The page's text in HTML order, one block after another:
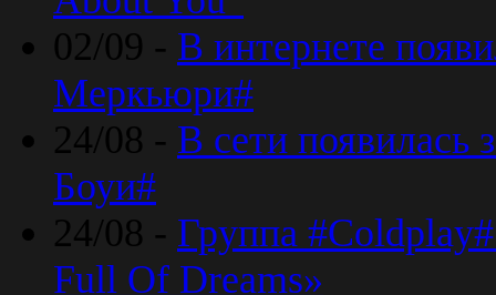
02/09 - В интернете
Меркьюри#
24/08 - В сети появилась
Боуи#
24/08 - Группа
Full Of Dreams»